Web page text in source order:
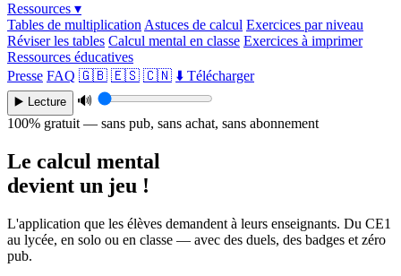
Ressources ▾
Tables de multiplication Astuces de calcul Exercices par niveau
Réviser les tables Calcul mental en classe Exercices à imprimer
Ressources éducatives
Presse FAQ 🇬🇧 🇪🇸 🇨🇳 ⬇️ Télécharger
▶️ Lecture
🔊
100% gratuit — sans pub, sans achat, sans abonnement
Le calcul mental
devient un jeu !
L'application que les élèves demandent à leurs enseignants. Du CE1
au lycée, en solo ou en classe — avec des duels, des badges et zéro
pub.